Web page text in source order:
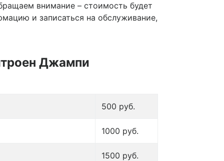
внимание – стоимость будет
и записаться на обслуживание,
Джампи
500 руб.
1000 руб.
1500 руб.